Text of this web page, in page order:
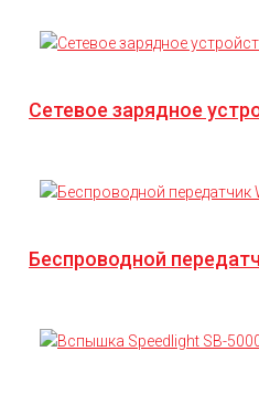
Сетевое зарядное
Беспроводной